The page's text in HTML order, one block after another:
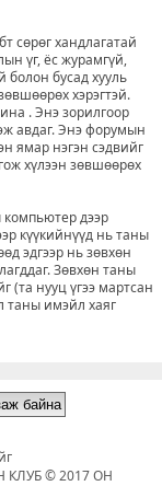
сөрөг хандлагатай
үг, ёс журамгүй,
болон бусад хууль
хэрэгтэй.
. Энэ зорилгоор
авдаг. Энэ форумын
ямар нэгэн сэдвийг
хүлээн зөвшөөрөх
дээр
күүкийнүүд нь таны
эдгээр нь зөвхөн
Зөвхөн таны
(та нууц үгээ мартсан
таны имэйл хаяг
© 2017 ОН